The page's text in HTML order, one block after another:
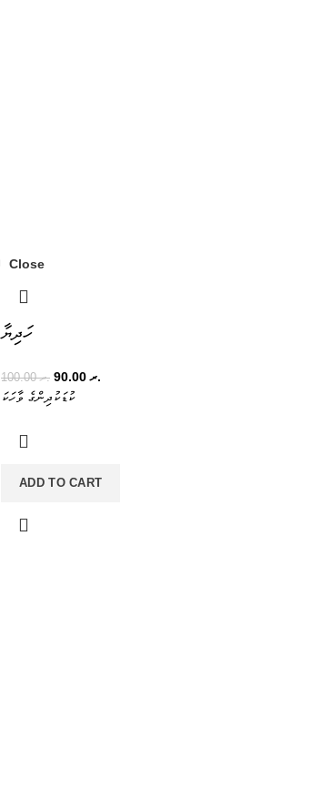
Close
ހަދިޔާ
.ރ100.00 .ރ90.00
ކުޑަކުދިންގެ ވާހަކަ
ADD TO CART